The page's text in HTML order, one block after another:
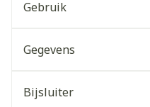
Gebruik
Gegevens
Bijsluiter